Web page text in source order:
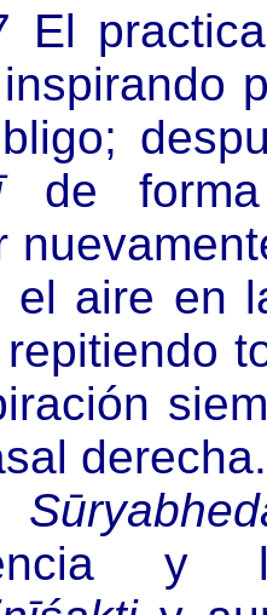
El
de forma
el aire en
derecha.
y